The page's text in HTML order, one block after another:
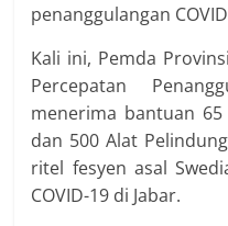
penanggulangan
Kali ini, Pemda
Percepatan
menerima bantuan
dan 500 Alat
ritel fesyen asal
COVID-19 di Jabar.